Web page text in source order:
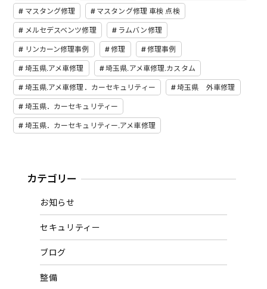
マスタング修理 マスタング修理 車検 点検
メルセデスベンツ修理 ラムバン修理
リンカーン修理事例 修理 修理事例
埼玉県.アメ車修理 埼玉県.アメ車修理.カスタム
埼玉県.アメ車修理．カーセキュリティー 埼玉県 外車修理
埼玉県．カーセキュリティー
埼玉県．カーセキュリティー.アメ車修理
カテゴリー
お知らせ
セキュリティー
ブログ
整備